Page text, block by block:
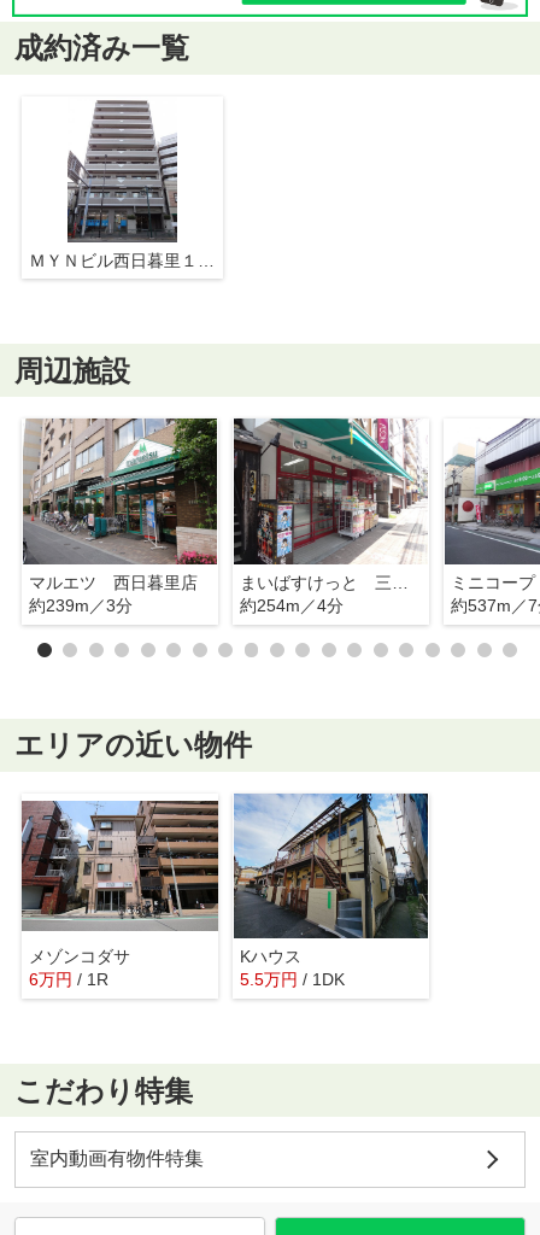
成約済み一覧
周辺施設
マルエツ 西日暮里店
約239m／3分
約254m／4分
ミニコー
約537m／
エリアの近い物件
メゾンコダサ
6万円 / 1R
Kハウス
5.5万円 / 1DK
こだわり特集
室内動画有物件特集